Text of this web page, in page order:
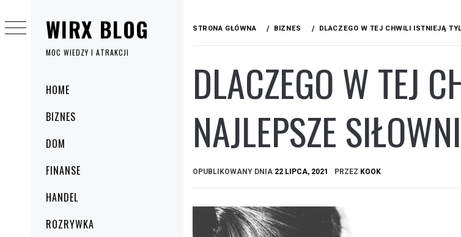
WIRX BLOG
MOC WIEDZY I ATRAKCJI
Menu
główne
HOME
BIZNES
DOM
FINANSE
HANDEL
ROZRYWKA
do
treści
STRONA GŁÓWNA BIZNES DLACZEGO W TEJ CHWILI ISTNIEJĄ
DLACZEGO W TEJ
NAJLEPSZE
OPUBLIKOWANY DNIA 22 LIPCA, 2021 PRZEZ KOOK